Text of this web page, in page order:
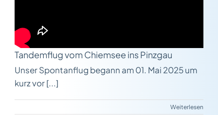
Tandemflug vom Chiemsee ins Pinzgau
Unser Spontanflug begann am 01. Mai 2025 um
kurz vor [...]
Weiterlesen